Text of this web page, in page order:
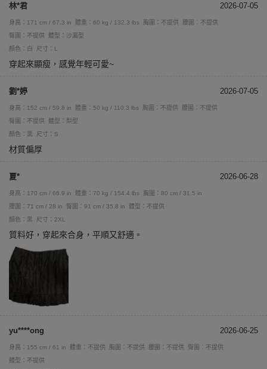
林*君 2026-07-05
身高：171 cm / 67.3 in 體重：60 kg / 132.3 lbs 胸圍：不提供
腰圍：不提供
臀圍：不提供
體型：沙漏型
顏色：白
尺寸：L
穿起來顯瘦，感覺年輕可愛~
劉*婷 2026-07-05
身高：152 cm / 59.8 in 體重：50 kg / 110.3 lbs 胸圍：不提供
腰圍：不提供
臀圍：不提供
體型：梨型
顏色：黑
尺寸：S
材質偏厚
夏* 2026-06-28
身高：170 cm / 66.9 in 體重：70 kg / 154.4 lbs
胸圍：80 cm / 31.5 in
腰圍：71 cm / 28 in
臀圍：91 cm / 35.8 in
體型：不提供
顏色：黑
尺寸：2XL
質料好，穿起來合身，平順又舒適。
yu****ong 2026-06-25
身高：155 cm / 61 in 體重：不提供 胸圍：不提供 腰圍：不提供
臀圍：不提供
體型：不提供